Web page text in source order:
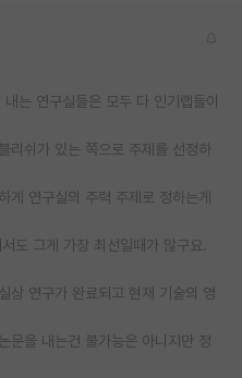
는 연구실들은 모두 다 인기랩들이
리쉬가 있는 쪽으로 주제를 선정하
게 연구실의 주력 주제로 정하는게
도 그게 가장 최선일때가 많구요.
상 연구가 완료되고 현재 기술의 영
문을 내는건 불가능은 아니지만 정